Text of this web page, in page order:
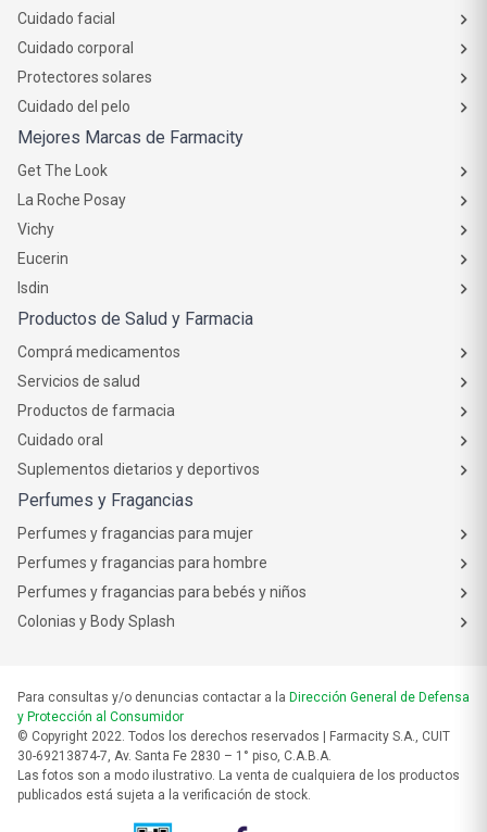
Cuidado facial
Cuidado corporal
Protectores solares
Cuidado del pelo
Mejores Marcas de Farmacity
Get The Look
La Roche Posay
Vichy
Eucerin
Isdin
Productos de Salud y Farmacia
Comprá medicamentos
Servicios de salud
Productos de farmacia
Cuidado oral
Suplementos dietarios y deportivos
Perfumes y Fragancias
Perfumes y fragancias para mujer
Perfumes y fragancias para hombre
Perfumes y fragancias para bebés y niños
Colonias y Body Splash
Para consultas y/o denuncias contactar a la Dirección General de Defensa
y Protección al Consumidor
© Copyright 2022. Todos los derechos reservados | Farmacity S.A., CUIT
30-69213874-7, Av. Santa Fe 2830 – 1° piso, C.A.B.A.
Las fotos son a modo ilustrativo. La venta de cualquiera de los productos
publicados está sujeta a la verificación de stock.